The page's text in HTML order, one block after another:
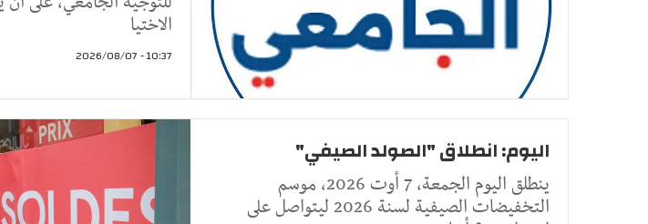
الاختيا
10:37 - 2026/08/07
اليوم: انطلاق "الصولد الصيفي"
ينطلق اليوم الجمعة، 7 أوت 2026، موسم
التخفيضات الصيفية لسنة 2026 ليتواصل على